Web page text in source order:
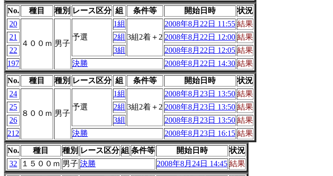
No. 種目 種別 レース区分 組 条件等 開始日時
状況
20
４００ｍ 男子
予選
1組
3組2着＋2
2008年8月22日 11:55 結果
21
2組 2008年8月22日 12:00 結果
22
3組 2008年8月22日 12:05 結果
197
決勝 2008年8月22日 14:30 結果
No. 種目 種別 レース区分 組 条件等 開始日時
状況
24
８００ｍ 男子
予選
1組
3組2着＋2
2008年8月23日 13:50 結果
25
2組 2008年8月23日 13:50 結果
26
3組 2008年8月23日 13:50 結果
212
決勝 2008年8月23日 16:15 結果
No. 種目 種別 レース区分 組 条件等 開始日時
状況
32
１５００ｍ 男子 決勝 2008年8月24日 14:45 結果